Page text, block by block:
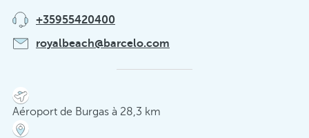
+35955420400
royalbeach@barcelo.com
Aéroport de Burgas à 28,3 km